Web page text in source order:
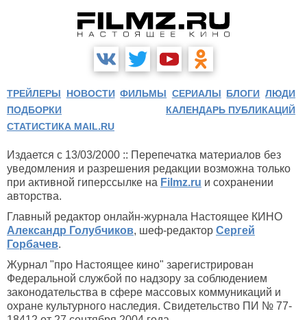
ТРЕЙЛЕРЫ НОВОСТИ ФИЛЬМЫ СЕРИАЛЫ БЛОГИ ЛЮДИ
ПОДБОРКИ
КАЛЕНДАРЬ ПУБЛИКАЦИЙ
СТАТИСТИКА MAIL.RU
Издается с 13/03/2000 :: Перепечатка материалов без
уведомления и разрешения редакции возможна только
при активной гиперссылке на Filmz.ru и сохранении
авторства.
Главный редактор онлайн-журнала Настоящее КИНО
Александр Голубчиков, шеф-редактор Сергей
Горбачев.
Журнал "про Настоящее кино" зарегистрирован
Федеральной службой по надзору за соблюдением
законодательства в сфере массовых коммуникаций и
охране культурного наследия. Свидетельство ПИ № 77-